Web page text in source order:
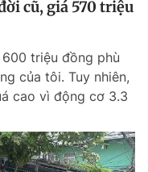
cũ, giá 570 triệu
triệu đồng phù
của tôi. Tuy nhiên,
cao vì động cơ 3.3